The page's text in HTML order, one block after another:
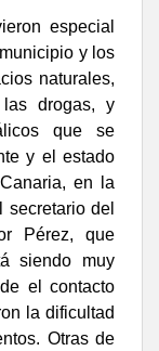
especial
y los
naturales,
drogas, y
que se
y el estado
en la
del
Pérez, que
siendo muy
el contacto
la dificultad
Otras de